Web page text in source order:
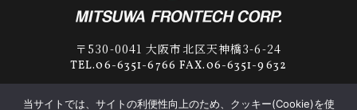
〒530-0041 大阪市北区天神橋3-6-24
TEL.06-6351-6766 FAX.06-6351-9632
当サイトでは、サイトの利便性向上のため、クッキー(Cookie)を使